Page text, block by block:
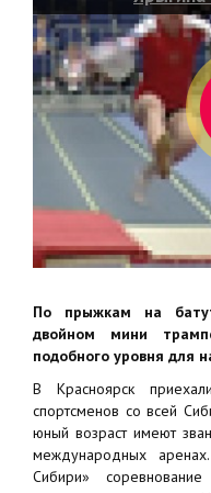
По прыжкам на
двойном мини
подобного уровня для
В Красноярск
спортсменов со всей
юный возраст имеют
международных
Сибири»